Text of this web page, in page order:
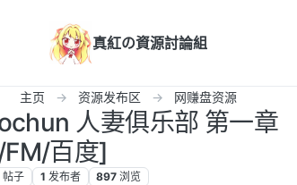
真紅の資源討論組
主页 资源发布区 网赚盘资源
人妻俱乐部 第一章
百度]
帖子 1 发布者 897 浏览